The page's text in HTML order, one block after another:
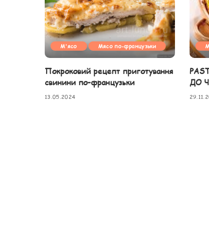
М'ясо Мясо по-французьки
Покроковий рецепт приготування
свинини по-французьки
13.05.2024
ДО